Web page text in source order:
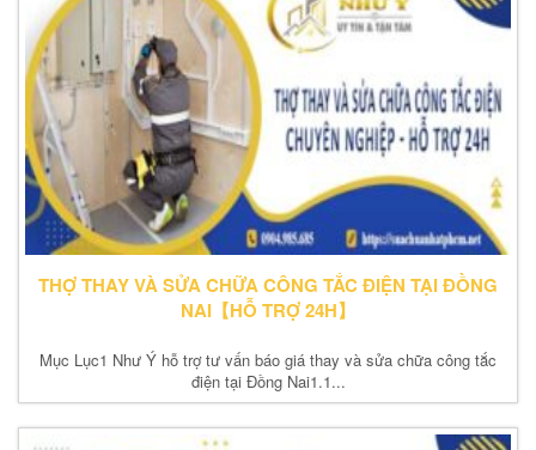
THỢ THAY VÀ SỬA CHỮA CÔNG TẮC ĐIỆN TẠI ĐỒNG
NAI【HỖ TRỢ 24H】
Mục Lục1 Như Ý hỗ trợ tư vấn báo giá thay và sửa chữa công tắc
điện tại Đồng Nai1.1...